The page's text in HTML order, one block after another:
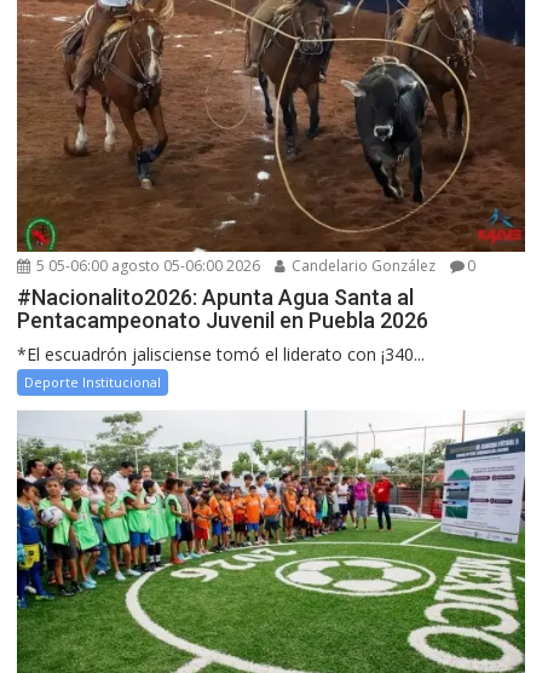
5 05-06:00 agosto 05-06:00 2026 Candelario González 0
#Nacionalito2026: Apunta Agua Santa al
Pentacampeonato Juvenil en Puebla 2026
*El escuadrón jalisciense tomó el liderato con ¡340...
Deporte Institucional